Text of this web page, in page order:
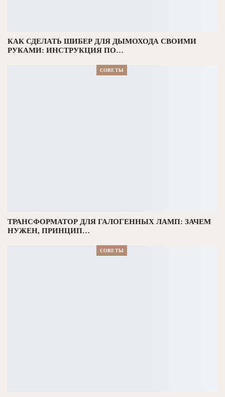
КАК СДЕЛАТЬ ШИБЕР ДЛЯ ДЫМОХОДА СВОИМИ
РУКАМИ: ИНСТРУКЦИЯ ПО…
СОВЕТЫ
ТРАНСФОРМАТОР ДЛЯ ГАЛОГЕННЫХ ЛАМП: ЗАЧЕМ
НУЖЕН, ПРИНЦИП…
СОВЕТЫ